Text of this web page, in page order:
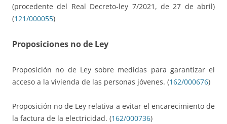
(procedente del Real Decreto-ley 7/2021, de 27 de abril)
(121/000055)
Proposiciones no de Ley
Proposición no de Ley sobre medidas para garantizar el
acceso a la vivienda de las personas jóvenes. (162/000676)
Proposición no de Ley relativa a evitar el encarecimiento de
la factura de la electricidad. (162/000736)